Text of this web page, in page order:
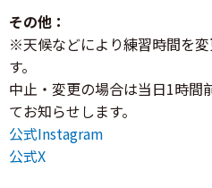
その他：
※天候などにより練習時間を
す。
中止・変更の場合は当日1時間
てお知らせします。
公式Instagram
公式X